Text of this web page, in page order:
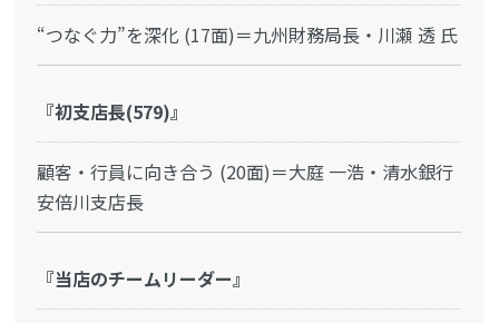
“つなぐ力”を深化 (17面)＝九州財務局長・川瀬 透 氏
『初支店長(579)』
顧客・行員に向き合う (20面)＝大庭 一浩・清水銀行
安倍川支店長
『当店のチームリーダー』